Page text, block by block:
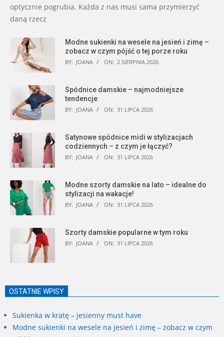
optycznie pogrubia. Każda z nas musi sama przymierzyć
daną rzecz
Modne sukienki na wesele na jesień i zimę –
zobacz w czym pójść o tej porze roku
BY: JOANA ON: 2 SIERPNIA 2026
Spódnice damskie – najmodniejsze
tendencje
BY: JOANA ON: 31 LIPCA 2026
Satynowe spódnice midi w stylizacjach
codziennych – z czym je łączyć?
BY: JOANA ON: 31 LIPCA 2026
Modne szorty damskie na lato – idealne do
stylizacji na wakacje!
BY: JOANA ON: 31 LIPCA 2026
Szorty damskie popularne w tym roku
BY: JOANA ON: 31 LIPCA 2026
OSTATNIE WPISY
Sukienka w kratę – jesienny must have
Modne sukienki na wesele na jesień i zimę – zobacz w czym